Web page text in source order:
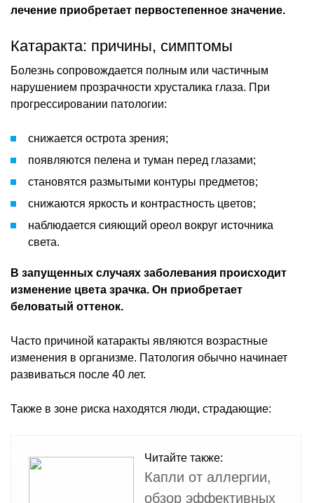
лечение приобретает первостепенное значение.
Катаракта: причины, симптомы
Болезнь сопровождается полным или частичным
нарушением прозрачности хрусталика глаза. При
прогрессировании патологии:
снижается острота зрения;
появляются пелена и туман перед глазами;
становятся размытыми контуры предметов;
снижаются яркость и контрастность цветов;
наблюдается сияющий ореол вокруг источника
света.
В запущенных случаях заболевания происходит
изменение цвета зрачка. Он приобретает
беловатый оттенок.
Часто причиной катаракты являются возрастные
изменения в организме. Патология обычно начинает
развиваться после 40 лет.
Также в зоне риска находятся люди, страдающие:
Читайте также:
Капли от аллергии,
обзор эффективных